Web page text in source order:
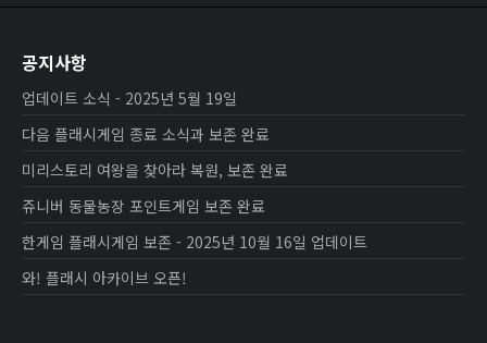
공지사항
업데이트 소식 - 2025년 5월 19일
다음 플래시게임 종료 소식과 보존 완료
미리스토리 여왕을 찾아라 복원, 보존 완료
쥬니버 동물농장 포인트게임 보존 완료
한게임 플래시게임 보존 - 2025년 10월 16일 업데이트
와! 플래시 아카이브 오픈!